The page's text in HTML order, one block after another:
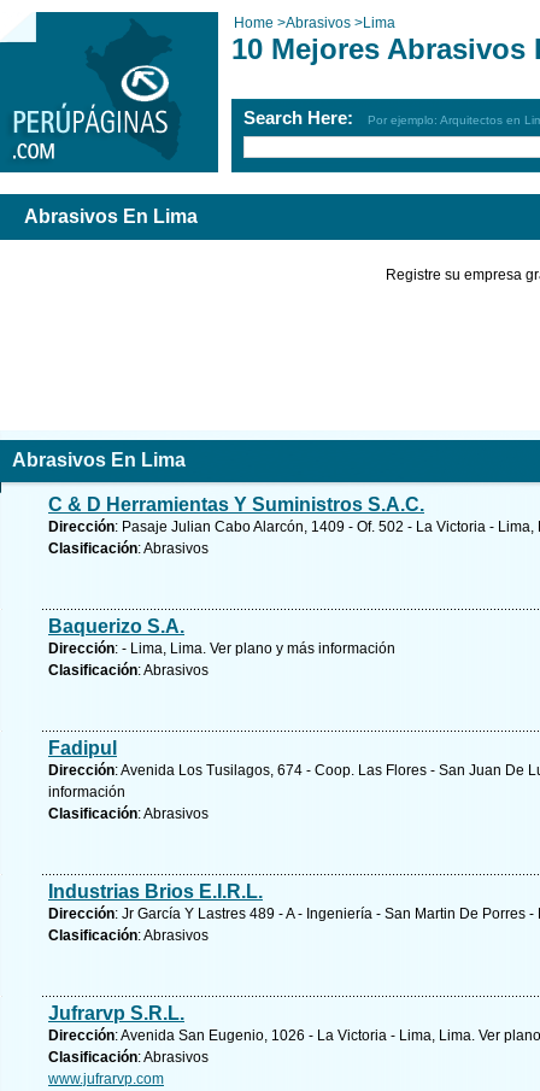
Home >Abrasivos >Lima
10 Mejores Abrasivos
Search Here: Por ejemplo: Arquitectos en
Abrasivos En Lima
Registre su empresa
Abrasivos En Lima
C & D Herramientas Y Suministros S.A.C.
Dirección: Pasaje Julian Cabo Alarcón, 1409 - Of. 502 - La Victoria -
Clasificación: Abrasivos
Baquerizo S.A.
Dirección: - Lima, Lima. Ver plano y más información
Clasificación: Abrasivos
Fadipul
Dirección: Avenida Los Tusilagos, 674 - Coop. Las Flores - San Juan De
información
Clasificación: Abrasivos
Industrias Brios E.I.R.L.
Dirección: Jr García Y Lastres 489 - A - Ingeniería - San Martin De Porres
Clasificación: Abrasivos
Jufrarvp S.R.L.
Dirección: Avenida San Eugenio, 1026 - La Victoria - Lima, Lima. Ver
Clasificación: Abrasivos
www.jufrarvp.com